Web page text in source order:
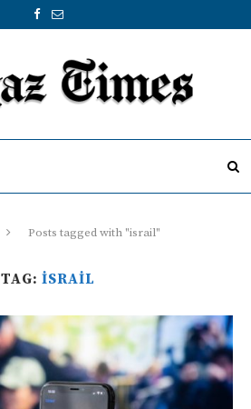
Posts tagged with "israil"
TAG: ISRAIL